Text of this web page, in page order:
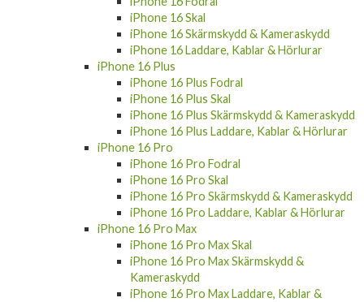
iPhone 16 Skal
iPhone 16 Skärmskydd & Kameraskydd
iPhone 16 Laddare, Kablar & Hörlurar
iPhone 16 Plus
iPhone 16 Plus Fodral
iPhone 16 Plus Skal
iPhone 16 Plus Skärmskydd & Kameraskydd
iPhone 16 Plus Laddare, Kablar & Hörlurar
iPhone 16 Pro
iPhone 16 Pro Fodral
iPhone 16 Pro Skal
iPhone 16 Pro Skärmskydd & Kameraskydd
iPhone 16 Pro Laddare, Kablar & Hörlurar
iPhone 16 Pro Max
iPhone 16 Pro Max Skal
iPhone 16 Pro Max Skärmskydd &
Kameraskydd
iPhone 16 Pro Max Laddare, Kablar &